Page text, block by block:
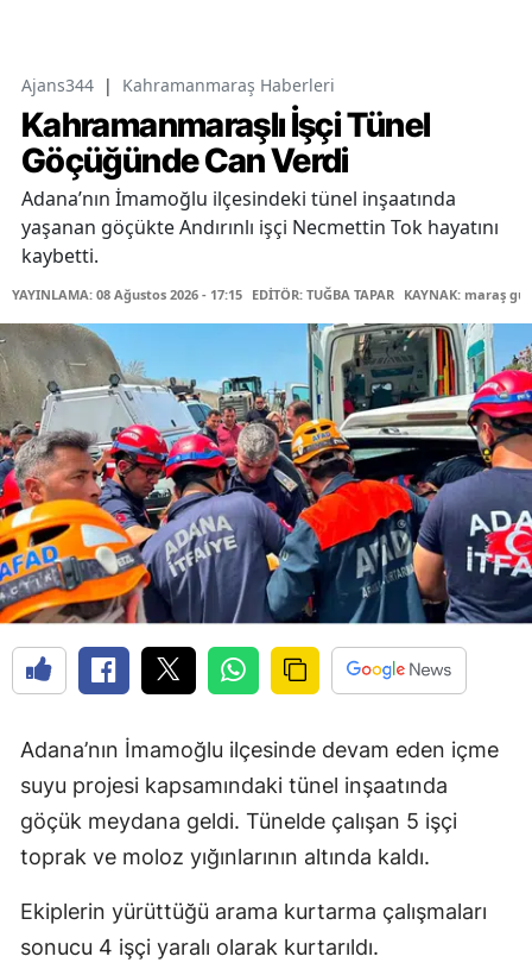
Ajans344 | Kahramanmaraş Haberleri
Kahramanmaraşlı İşçi Tünel
Göçüğünde Can Verdi
Adana’nın İmamoğlu ilçesindeki tünel inşaatında
yaşanan göçükte Andırınlı işçi Necmettin Tok hayatını
kaybetti.
YAYINLAMA: 08 Ağustos 2026 - 17:15 EDİTÖR: TUĞBA TAPAR KAYNAK: maraş
Adana’nın İmamoğlu ilçesinde devam eden içme
suyu projesi kapsamındaki tünel inşaatında
göçük meydana geldi. Tünelde çalışan 5 işçi
toprak ve moloz yığınlarının altında kaldı.
Ekiplerin yürüttüğü arama kurtarma çalışmaları
sonucu 4 işçi yaralı olarak kurtarıldı.